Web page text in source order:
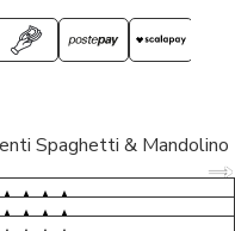
Spaghetti & Mandolino
5/5
5/5
5/5